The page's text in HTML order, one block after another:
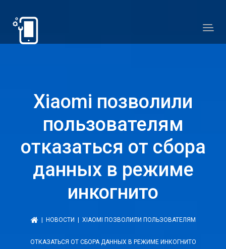
Xiaomi позволили
пользователям
отказаться от сбора
данных в режиме
инкогнито
НОВОСТИ | XIAOMI ПОЗВОЛИЛИ ПОЛЬЗОВАТЕЛЯМ
ОТКАЗАТЬСЯ ОТ СБОРА ДАННЫХ В РЕЖИМЕ ИНКОГНИТО